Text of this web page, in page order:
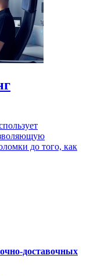
до того, как
доставочных